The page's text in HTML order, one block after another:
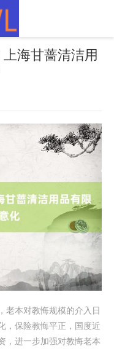
海甘蔷清洁用
老本对教悔规模的介入日
，保险教悔平正，国度近
，进一步加强对教悔老本